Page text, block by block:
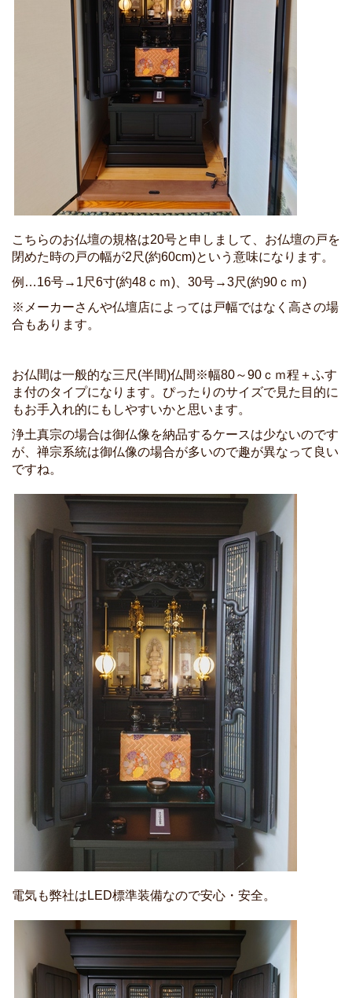
こちらのお仏壇の規格は20号と申しまして、お仏壇の戸を
閉めた時の戸の幅が2尺(約60cm)という意味になります。
例…16号→1尺6寸(約48ｃｍ)、30号→3尺(約90ｃｍ)
※メーカーさんや仏壇店によっては戸幅ではなく高さの場
合もあります。
お仏間は一般的な三尺(半間)仏間※幅80～90ｃｍ程＋ふす
ま付のタイプになります。ぴったりのサイズで見た目的に
もお手入れ的にもしやすいかと思います。
浄土真宗の場合は御仏像を納品するケースは少ないのです
が、禅宗系統は御仏像の場合が多いので趣が異なって良い
ですね。
電気も弊社はLED標準装備なので安心・安全。